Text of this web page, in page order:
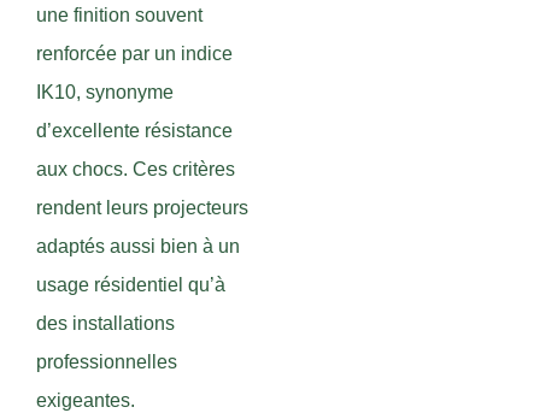
une finition souvent
renforcée par un indice
IK10, synonyme
d’excellente résistance
aux chocs. Ces critères
rendent leurs projecteurs
adaptés aussi bien à un
usage résidentiel qu’à
des installations
professionnelles
exigeantes.